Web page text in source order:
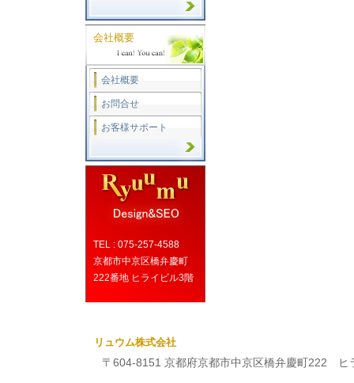
会社概要
会社概要
お問合せ
お客様サポート
TEL : 075-257-4588
京都市中京区橋弁慶町
222番地 ヒライビル3階
リュウム株式会社
〒604-8151 京都府京都市中京区橋弁慶町222 ヒ